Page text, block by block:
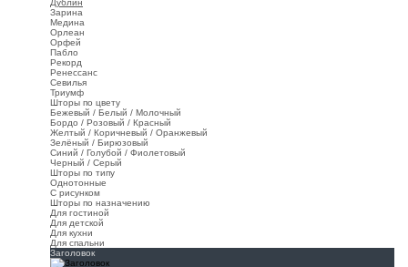
Дублин
Зарина
Медина
Орлеан
Орфей
Пабло
Рекорд
Ренессанс
Севилья
Триумф
Шторы по цвету
Бежевый / Белый / Молочный
Бордо / Розовый / Красный
Желтый / Коричневый / Оранжевый
Зелёный / Бирюзовый
Синий / Голубой / Фиолетовый
Черный / Серый
Шторы по типу
Однотонные
С рисунком
Шторы по назначению
Для гостиной
Для детской
Для кухни
Для спальни
Заголовок